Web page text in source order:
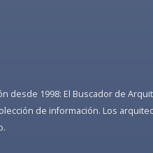
1998: El Buscador de
de información. Los